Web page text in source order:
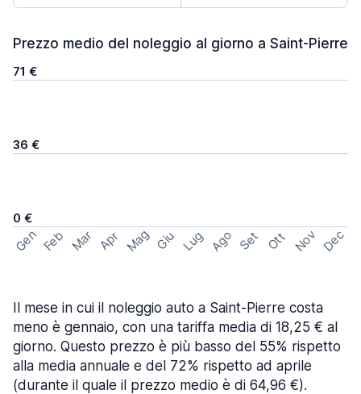
Prezzo medio del noleggio al giorno a Saint-Pierre
71 €
36 €
0 €
Gen Feb Mar Apr Mag Giu Lug Ago Set Ott Nov Dec
Il mese in cui il noleggio auto a Saint-Pierre costa
meno è gennaio, con una tariffa media di 18,25 € al
giorno. Questo prezzo è più basso del 55% rispetto
alla media annuale e del 72% rispetto ad aprile
(durante il quale il prezzo medio è di 64,96 €).